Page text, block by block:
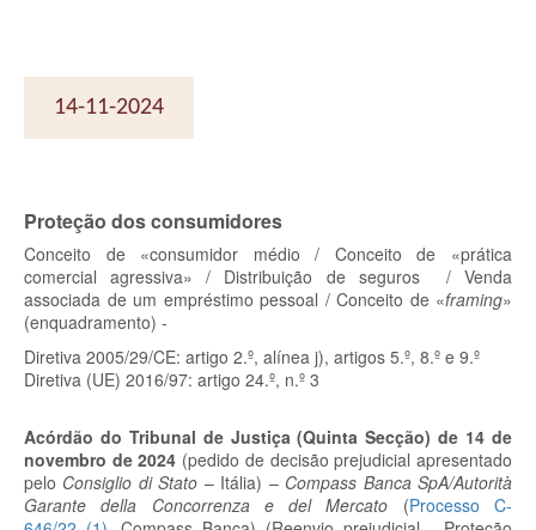
14-11-2024
Proteção dos consumidores
Conceito de «consumidor médio / Conceito de «prática
comercial agressiva» / Distribuição de seguros / Venda
associada de um empréstimo pessoal / Conceito de «framing»
(enquadramento) -
Diretiva 2005/29/CE: artigo 2.º, alínea j), artigos 5.º, 8.º e 9.º
Diretiva (UE) 2016/97: artigo 24.º, n.º 3
Acórdão do Tribunal de Justiça (Quinta Secção) de 14 de
novembro de 2024 (pedido de decisão prejudicial apresentado
pelo Consiglio di Stato – Itália) – Compass Banca SpA/Autorità
Garante della Concorrenza e del Mercato (Processo C-